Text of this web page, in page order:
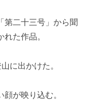
第二十三号」から聞
た作品。
に出かけた。
が映り込む。